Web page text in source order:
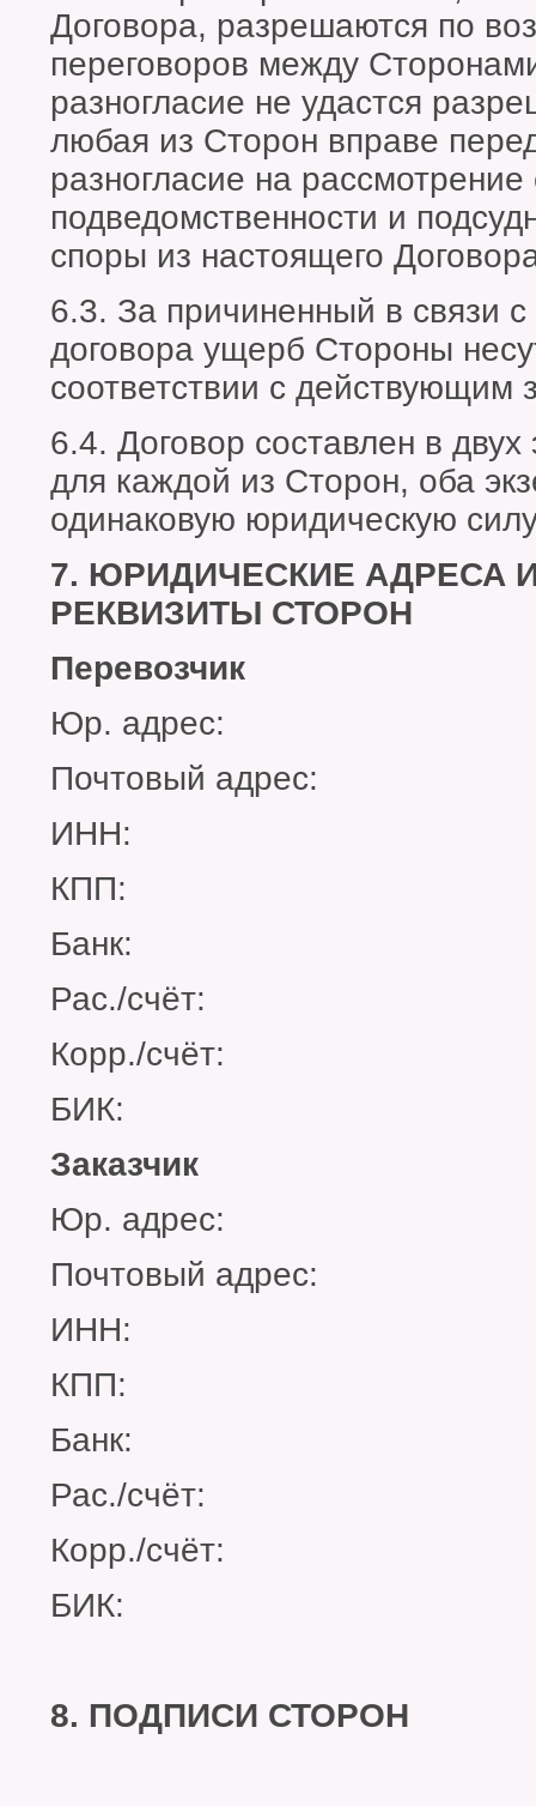
Договора, разрешаются по
переговоров между
разногласие не удастся
любая из Сторон вправе
разногласие на рассмотрение
подведомственности и
споры из настоящего
6.3. За причиненный в связи
договора ущерб Стороны
соответствии с действующим
6.4. Договор составлен в
для каждой из Сторон, оба
одинаковую юридическую
7. ЮРИДИЧЕСКИЕ АДРЕСА
РЕКВИЗИТЫ СТОРОН
Перевозчик
Юр. адрес:
Почтовый адрес:
ИНН:
КПП:
Банк:
Рас./счёт:
Корр./счёт:
БИК:
Заказчик
Юр. адрес:
Почтовый адрес:
ИНН:
КПП:
Банк:
Рас./счёт:
Корр./счёт:
БИК:
8. ПОДПИСИ СТОРОН